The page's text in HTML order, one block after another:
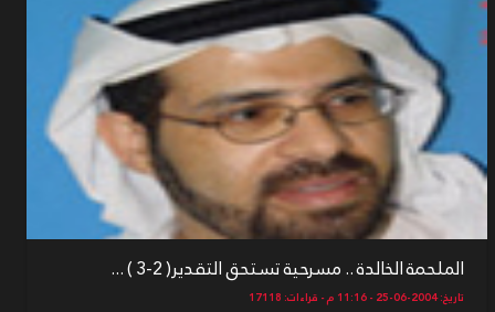
الملحمة الخالدة .. مسرحية تستحق التقدير( 2-3 ) ...
تاريخ: 2004-06-25 - 11:16 م - قراءات: 17118